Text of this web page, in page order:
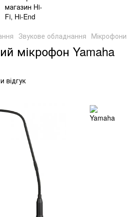
Звукове обладнання Мікрофони
мікрофон Yamaha
відгук